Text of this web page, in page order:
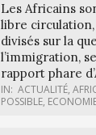
Les Africains
libre
divisés sur la
l’immigration,
rapport phare
IN: ACTUALITÉ,
POSSIBLE,